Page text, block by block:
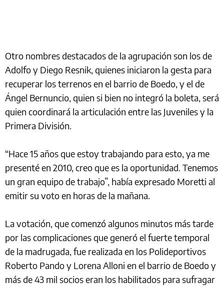
Otro nombres destacados de la agrupación son los de
Adolfo y Diego Resnik, quienes iniciaron la gesta para
recuperar los terrenos en el barrio de Boedo, y el de
Ángel Bernuncio, quien si bien no integró la boleta, será
quien coordinará la articulación entre las Juveniles y la
Primera División.
“Hace 15 años que estoy trabajando para esto, ya me
presenté en 2010, creo que es la oportunidad. Tenemos
un gran equipo de trabajo”, había expresado Moretti al
emitir su voto en horas de la mañana.
La votación, que comenzó algunos minutos más tarde
por las complicaciones que generó el fuerte temporal
de la madrugada, fue realizada en los Polideportivos
Roberto Pando y Lorena Alloni en el barrio de Boedo y
más de 43 mil socios eran los habilitados para sufragar